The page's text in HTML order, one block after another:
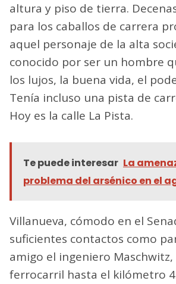
altura y piso de tierra.
para los caballos de carrera
aquel personaje de la alta
conocido por ser un hombre
los lujos, la buena vida, el
Tenía incluso una pista de
Hoy es la calle La Pista.
Te puede interesar La
problema del arsénico en el
Villanueva, cómodo en el
suficientes contactos como
amigo el ingeniero
ferrocarril hasta el kilómetro